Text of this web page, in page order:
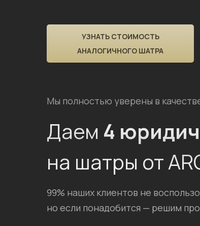
УЗНАТЬ СТОИМОСТЬ
АНАЛОГИЧНОГО ШАТРА
Мы полностью уверены в
Даем 4
на шатры от
99% наших клиентов не
но если понадобится — решим